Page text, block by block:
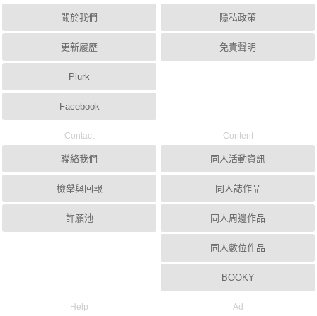
關於我們
更新履歷
Plurk
Facebook
隱私政策
免責聲明
Contact
聯絡我們
檢舉與回報
許願池
Content
同人活動資訊
同人誌作品
同人周邊作品
同人數位作品
BOOKY
Help Ad